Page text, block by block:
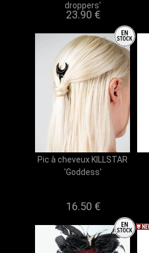
droppers'
23.90 €
Pic à cheveux KILLSTAR
'Goddess'
16.50 €